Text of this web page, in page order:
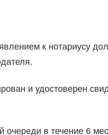
к нотариусу
и удостоверен
очереди в течение 6